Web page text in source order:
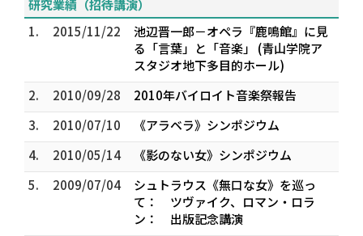
研究業績（招待講演）
1.
2015/11/22
池辺晋一郎－オペラ『鹿鳴館』に見
る「言葉」と「音楽」 (青山学院ア
スタジオ地下多目的ホール)
2.
2010/09/28
2010年バイロイト音楽祭報告
3.
2010/07/10
《アラベラ》シンポジウム
4.
2010/05/14
《影のない女》シンポジウム
5.
2009/07/04
シュトラウス《無口な女》を巡っ
て： ツヴァイク、ロマン・ロラ
ン： 出版記念講演